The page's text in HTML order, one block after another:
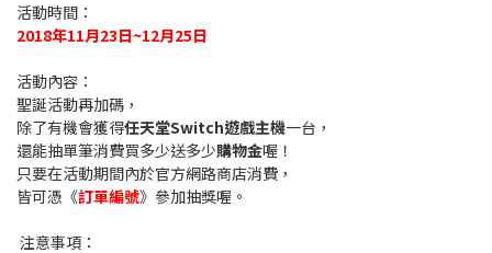
活動時間：
2018年11月23日~12月25日
活動內容：
聖誕活動再加碼，
除了有機會獲得任天堂Switch遊戲主機一台，
還能抽單筆消費買多少送多少購物金喔！
只要在活動期間內於官方網路商店消費，
皆可憑《訂單編號》參加抽獎喔。
注意事項：